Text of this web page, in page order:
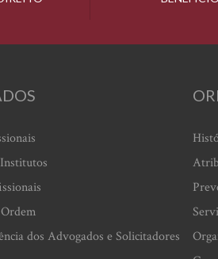
dos Advogados e Solicitadores